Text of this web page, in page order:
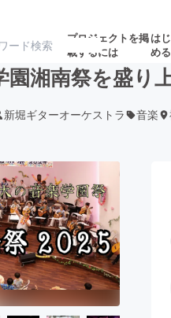
プロジェクトを掲
載するには
はじ
める
アート・写真
テクノロジー・ガジェット
映像・映画
園湘南祭を盛り
新堀ギターオーケストラ 音楽